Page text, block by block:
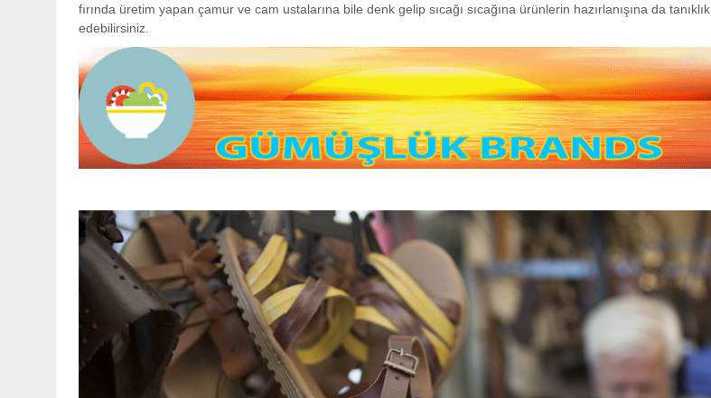
fırında üretim yapan çamur ve cam ustalarına bile denk gelip sıcağı sıcağına ürünlerin hazırlanışına da tanıklık
edebilirsiniz.